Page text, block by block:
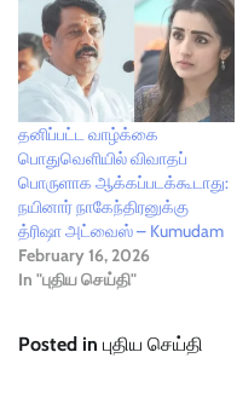
தனிப்பட்ட வாழ்க்கை
பொதுவெளியில் விவாதப்
பொருளாக ஆக்கப்படக்கூடாது:
நயினார் நாகேந்திரனுக்கு
த்ரிஷா அட்வைஸ் – Kumudam
February 16, 2026
In "புதிய செய்தி"
Posted in புதிய செய்தி